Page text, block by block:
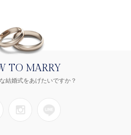
TO MARRY
結婚式をあげたいですか？